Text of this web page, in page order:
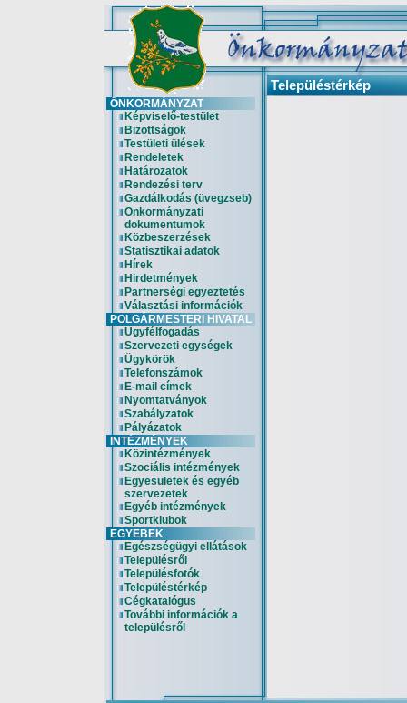
Településtérkép
ÖNKORMÁNYZAT
Képviselő-testület
Bizottságok
Testületi ülések
Rendeletek
Határozatok
Rendezési terv
Gazdálkodás (üvegzseb)
Önkormányzati
dokumentumok
Közbeszerzések
Statisztikai adatok
Hírek
Hirdetmények
Partnerségi egyeztetés
Választási információk
POLGÁRMESTERI HIVATAL
Ügyfélfogadás
Szervezeti egységek
Ügykörök
Telefonszámok
E-mail címek
Nyomtatványok
Szabályzatok
Pályázatok
INTÉZMÉNYEK
Közintézmények
Szociális intézmények
Egyesületek és egyéb
szervezetek
Egyéb intézmények
Sportklubok
EGYEBEK
Egészségügyi ellátások
Településről
Településfotók
Településtérkép
Cégkatalógus
További információk a
településről